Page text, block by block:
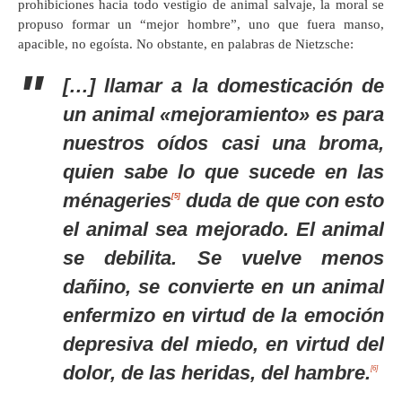
prohibiciones hacia todo vestigio de animal salvaje, la moral se
propuso formar un “mejor hombre”, uno que fuera manso,
apacible, no egoísta. No obstante, en palabras de Nietzsche:
[…] llamar a la domesticación de
un animal «mejoramiento» es para
nuestros oídos casi una broma,
quien sabe lo que sucede en las
ménageries[5] duda de que con esto
el animal sea mejorado. El animal
se debilita. Se vuelve menos
dañino, se convierte en un animal
enfermizo en virtud de la emoción
depresiva del miedo, en virtud del
dolor, de las heridas, del hambre.[6]